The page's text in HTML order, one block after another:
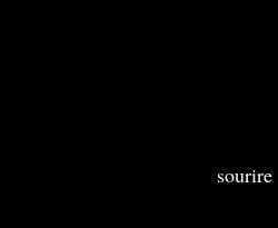
sourire